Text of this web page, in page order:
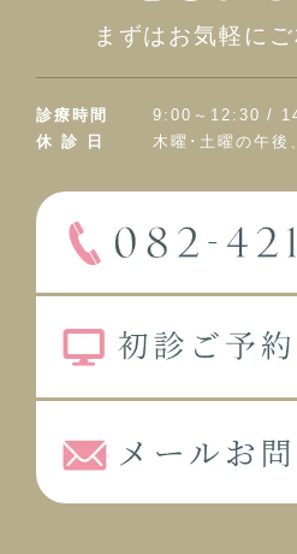
まずはお気軽に
診療時間
休 診 日
9:00～12:30 /
木曜･土曜の午後